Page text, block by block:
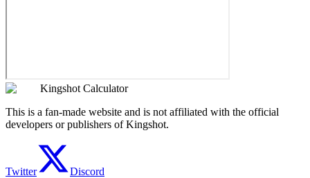
Kingshot Calculator
This is a fan-made website and is not affiliated with the official
developers or publishers of Kingshot.
Twitter Discord